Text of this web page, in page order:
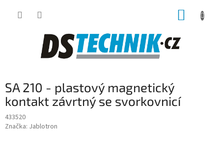
SA 210 - plastový magnetický
kontakt závrtný se svorkovnicí
433520
Značka: Jablotron